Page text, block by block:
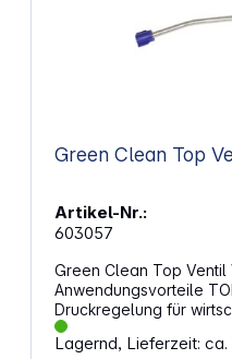
Green Clean Top
Artikel-Nr.:
603057
Green Clean Top Ventil
Anwendungsvorteile TOP
Druckregelung für
Genauigkeit 360° drehbare Düse für präzise
Einhandbedienung Turbo-Düse erhöht den Druck
Lagernd, Lieferzeit: